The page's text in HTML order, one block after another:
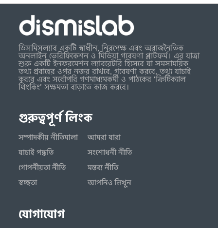
ডিসমিসল্যাব একটি স্বাধীন, নিরপেক্ষ এবং অরাজনৈতিক
অনলাইন ভেরিফিকেশন ও মিডিয়া গবেষণা প্লাটফর্ম। এর যাত্রা
শুরু একটি ইনফরমেশন ল্যাবরেটরি হিসেবে যা সমসাময়িক
তথ্য প্রবাহের ওপর নজর রাখবে, গবেষণা করবে, তথ্য যাচাই
করবে এবং সর্বোপরি গণমাধ্যমকর্মী ও পাঠকের ‘ক্রিটিক্যাল
থিংকিং’ সক্ষমতা বাড়াতে কাজ করবে।
গুরুত্বপূর্ণ লিংক
সম্পাদকীয় নীতিমালা
যাচাই পদ্ধতি
গোপনীয়তা নীতি
স্বচ্ছতা
আমরা যারা
সংশোধনী নীতি
মন্তব্য নীতি
আপনিও লিখুন
যোগাযোগ